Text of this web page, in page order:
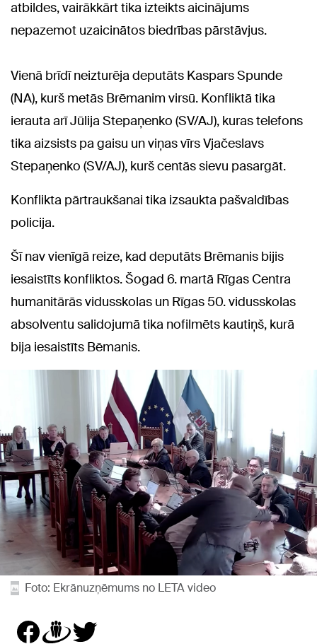
atbildes, vairākkārt tika izteikts aicinājums
nepazemot uzaicinātos biedrības pārstāvjus.
Vienā brīdī neizturēja deputāts Kaspars Spunde
(NA), kurš metās Brēmanim virsū. Konfliktā tika
ierauta arī Jūlija Stepaņenko (SV/AJ), kuras telefons
tika aizsists pa gaisu un viņas vīrs Vjačeslavs
Stepaņenko (SV/AJ), kurš centās sievu pasargāt.
Konflikta pārtraukšanai tika izsaukta pašvaldības
policija.
Šī nav vienīgā reize, kad deputāts Brēmanis bijis
iesaistīts konfliktos. Šogad 6. martā Rīgas Centra
humanitārās vidusskolas un Rīgas 50. vidusskolas
absolventu salidojumā tika nofilmēts kautiņš, kurā
bija iesaistīts Bēmanis.
Foto: Ekrānuzņēmums no LETA video